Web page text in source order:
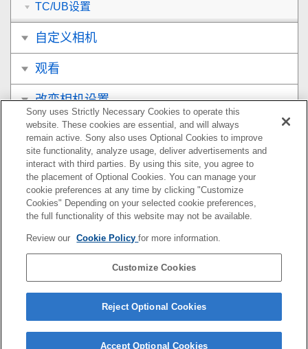
TC/UB设置
自定义相机
观看
改变相机设置
在智能手机上可用的功能
使用电脑
附录
如果遇到问题
如果您相机的系统软件版本为Ver.3.00或更高版本，请参
阅以下URL上的帮助指南。
https://helpguide.sony.net/ilc/2410/v1/zh-cn/index.html
Sony uses Strictly Necessary Cookies to operate this
website. These cookies are essential, and will always
remain active. Sony also uses Optional Cookies to improve
site functionality, analyze usage, deliver advertisements and
interact with third parties. By using this site, you agree to
the placement of Optional Cookies. You can manage your
cookie preferences at any time by clicking "Customize
Cookies" Depending on your selected cookie preferences,
the full functionality of this website may not be available.
Review our Cookie Policyfor more information.
Customize Cookies
Reject Optional Cookies
Accept Optional Cookies